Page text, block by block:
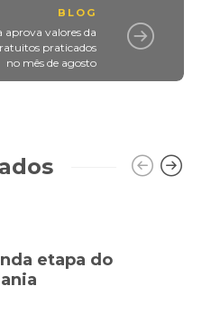
BLOG
aprova valores da
praticados
no mês de agosto
etapa do